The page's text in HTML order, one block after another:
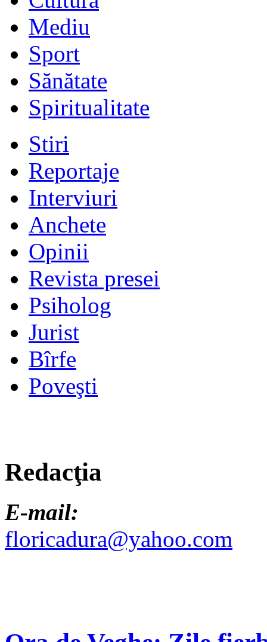
Mediu
Sport
Sănătate
Spiritualitate
Stiri
Reportaje
Interviuri
Anchete
Opinii
Revista presei
Psiholog
Jurist
Bîrfe
Poveşti
Redacţia
E-mail:
floricadura@yahoo.com